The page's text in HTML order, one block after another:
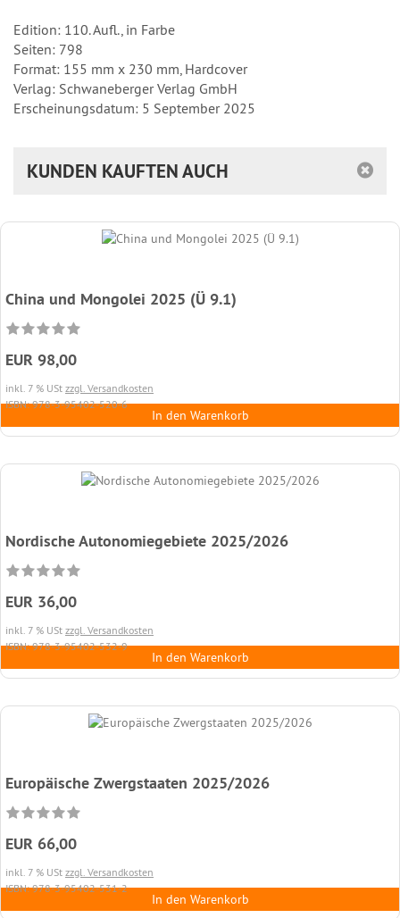
Edition: 110. Aufl., in Farbe
Seiten: 798
Format: 155 mm x 230 mm, Hardcover
Verlag: Schwaneberger Verlag GmbH
Erscheinungsdatum: 5 September 2025
KUNDEN KAUFTEN AUCH
China und Mongolei 2025 (Ü 9.1)
EUR 98,00
inkl. 7 % USt zzgl. Versandkosten
ISBN: 978-3-95402-520-6
In den Warenkorb
Nordische Autonomiegebiete 2025/2026
EUR 36,00
inkl. 7 % USt zzgl. Versandkosten
ISBN: 978-3-95402-532-9
In den Warenkorb
Europäische Zwergstaaten 2025/2026
EUR 66,00
inkl. 7 % USt zzgl. Versandkosten
ISBN: 978-3-95402-531-2
In den Warenkorb